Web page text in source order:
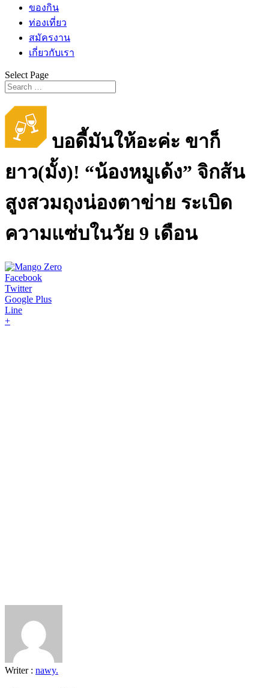
ของกิน
ท่องเที่ยว
สมัครงาน
เกี่ยวกับเรา
Select Page
บอดี้มันให้อะค่ะ ขาก็
ยาว(มั้ง)! “น้องหมูเด้ง” จิกส้น
สูงสวมถุงน่องตาข่าย ระเบิด
ความแซ่บในวัย 9 เดือน
Facebook
Twitter
Google Plus
Line
+
Writer : nawy.